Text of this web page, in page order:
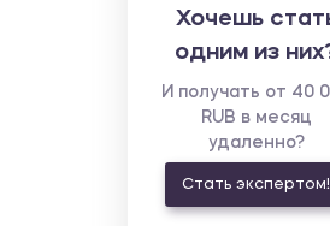
Хочешь
одним из
И получать от 40
RUB в месяц
удаленно?
Стать экспертом!